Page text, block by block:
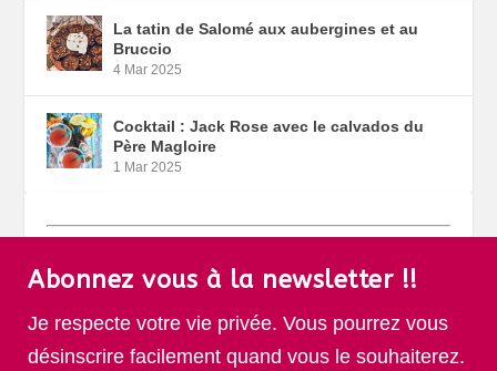
La tatin de Salomé aux aubergines et au
Bruccio
4 Mar 2025
Cocktail : Jack Rose avec le calvados du
Père Magloire
1 Mar 2025
Abonnez vous à la newsletter !!
Je respecte votre vie privée. Vous pourrez vous
désinscrire facilement quand vous le souhaiterez.